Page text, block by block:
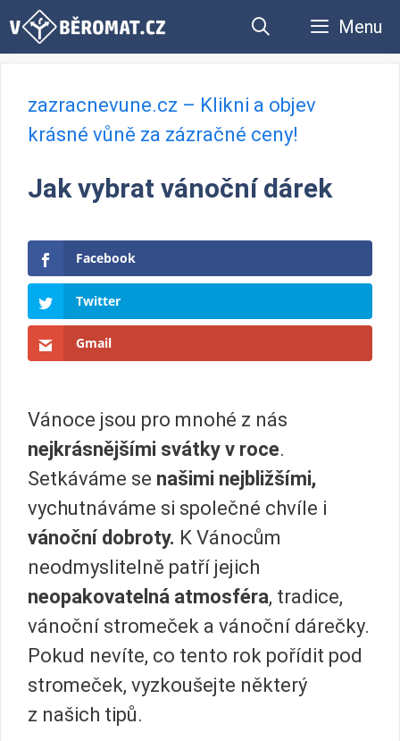
Přeskočit
Menu
zazracnevune.cz – Klikni a objev
krásné vůně za zázračné ceny!
Jak vybrat vánoční dárek
Facebook
Twitter
Gmail
Vánoce jsou pro mnohé z nás
nejkrásnějšími svátky v roce.
Setkáváme se našimi nejbližšími,
vychutnáváme si společné chvíle i
vánoční dobroty. K Vánocům
neodmyslitelně patří jejich
neopakovatelná atmosféra, tradice,
vánoční stromeček a vánoční dárečky.
Pokud nevíte, co tento rok pořídit pod
stromeček, vyzkoušejte některý
z našich tipů.